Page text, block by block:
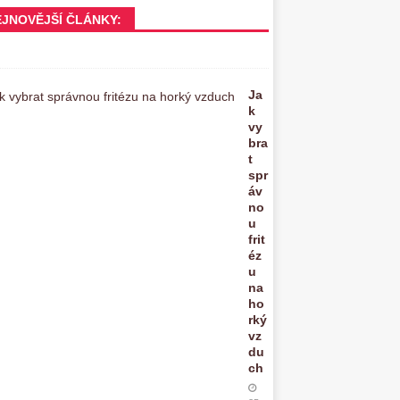
ČLÁNKY:
Ja
k
vy
bra
t
spr
áv
no
u
frit
éz
u
na
ho
rký
vz
du
ch